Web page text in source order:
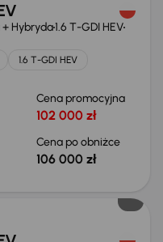
Hybryda1.6 T-GDI HEV
1.6 T-GDI HEV
Cena promocyjna
102 000 zł
Cena po obniżce
106 000 zł